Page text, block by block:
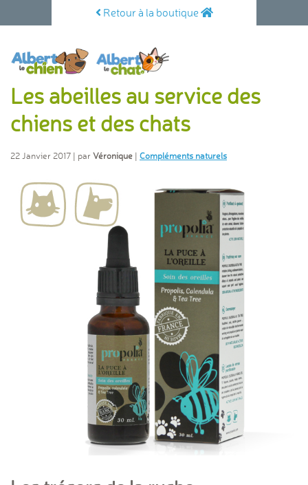
Retour à la boutique
Les abeilles au service des
chiens et des chats
22 Janvier 2017 | par Véronique | Compléments naturels